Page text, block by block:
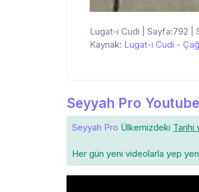
Lugat-ı Cudi | Sayfa:792 |
Kaynak: Lugat-ı Cudi -
Seyyah Pro Youtube
Seyyah Pro Ülkemizdeki Tarihi
Her gün yeni videolarla yep